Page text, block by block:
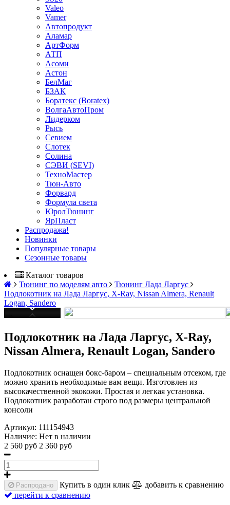
Valeo
Vamer
Автопродукт
Аламар
АртФорм
АТП
Асоми
Астон
БелМаг
БЗАК
Боратекс (Boratex)
ВолгаАвтоПром
Лидерком
Рысь
Севием
Слотек
Солина
СЭВИ (SEVI)
ТехноМастер
Тюн-Авто
Форвард
Формула света
ЮролТюнинг
ЯрПласт
Распродажа!
Новинки
Популярные товары
Сезонные товары
Каталог товаров
Тюнинг по моделям авто
Тюнинг Лада Ларгус
Подлокотник на Лада Ларгус, X-Ray, Nissan Almera, Renault
Logan, Sandero
Подлокотник на Лада Ларгус, X-Ray,
Nissan Almera, Renault Logan, Sandero
Подлокотник оснащен бокс-баром – специальным отсеком, где
можно хранить необходимые вам вещи. Изготовлен из
высокачественной экокожи. Простая и легкая установка.
Подлокотник разработан строго под размеры центральной
консоли
Артикул: 111154943
Наличие: Нет в наличии
2 560 руб 2 360 руб
Распродано Купить в один клик
добавить к сравнению
перейти к сравнению